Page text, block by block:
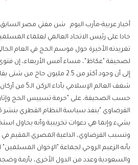
أخبار عربية-مأرب اليوم شن مفتي مصر
حادا على رئيس الاتحاد العالمي لعلماء
تغريدته الأخيرة حول موسم الحج في العام
لصحيفة "عكاظ"، مساء أمس الأربعاء، إن
إلى أن وجود أكثر من 2.5 مليون
شغف العالم
حسب الصحيفة، على "حرمة تسييس الحج وإثارة
القرضاوي "ينفذ سياسة النظام القطري بنشر
بشيء وإنما هي دعوات تخريبية وأنه يحاول
وتسبب القرضاوي، الداعية المصري المقيم في
بأنه الزعيم الروحي لجماعة "الإخوان
والسعودية وعدد من الدول الأخرى، بأزمة وضجة